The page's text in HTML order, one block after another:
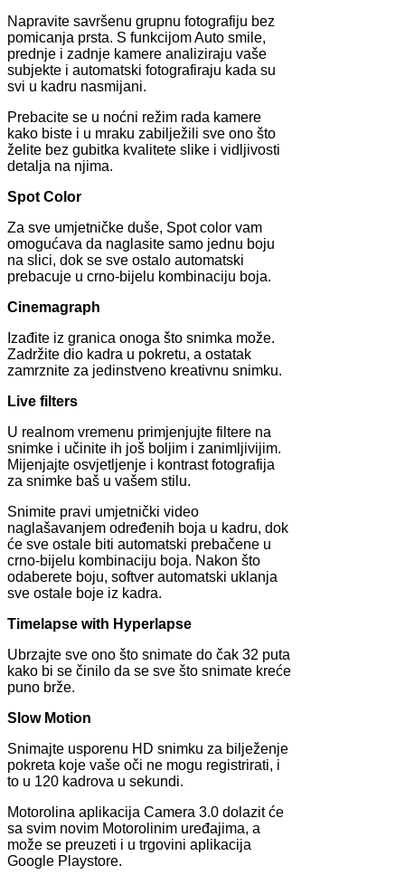
Napravite savršenu grupnu fotografiju bez
pomicanja prsta. S funkcijom Auto smile,
prednje i zadnje kamere analiziraju vaše
subjekte i automatski fotografiraju kada su
svi u kadru nasmijani.
Prebacite se u noćni režim rada kamere
kako biste i u mraku zabilježili sve ono što
želite bez gubitka kvalitete slike i vidljivosti
detalja na njima.
Spot Color
Za sve umjetničke duše, Spot color vam
omogućava da naglasite samo jednu boju
na slici, dok se sve ostalo automatski
prebacuje u crno-bijelu kombinaciju boja.
Cinemagraph
Izađite iz granica onoga što snimka može.
Zadržite dio kadra u pokretu, a ostatak
zamrznite za jedinstveno kreativnu snimku.
Live filters
U realnom vremenu primjenjujte filtere na
snimke i učinite ih još boljim i zanimljivijim.
Mijenjajte osvjetljenje i kontrast fotografija
za snimke baš u vašem stilu.
Snimite pravi umjetnički video
naglašavanjem određenih boja u kadru, dok
će sve ostale biti automatski prebačene u
crno-bijelu kombinaciju boja. Nakon što
odaberete boju, softver automatski uklanja
sve ostale boje iz kadra.
Timelapse with Hyperlapse
Ubrzajte sve ono što snimate do čak 32 puta
kako bi se činilo da se sve što snimate kreće
puno brže.
Slow Motion
Snimajte usporenu HD snimku za bilježenje
pokreta koje vaše oči ne mogu registrirati, i
to u 120 kadrova u sekundi.
Motorolina aplikacija Camera 3.0 dolazit će
sa svim novim Motorolinim uređajima, a
može se preuzeti i u trgovini aplikacija
Google Playstore.